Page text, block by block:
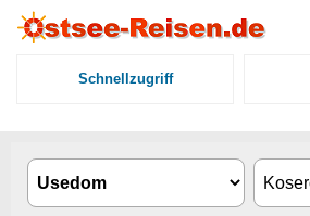
Schnellzugriff